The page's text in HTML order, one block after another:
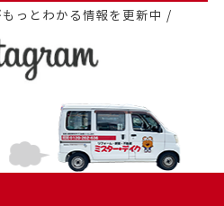
っとわかる情報を更新中 /